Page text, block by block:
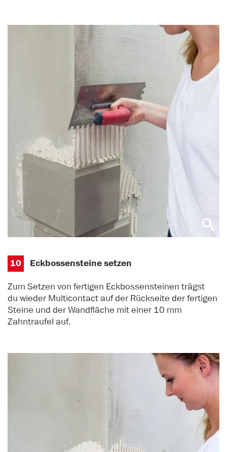
10 Eckbossensteine setzen
Zum Setzen von fertigen Eckbossensteinen trägst
du wieder Multicontact auf der Rückseite der fertigen
Steine und der Wandfläche mit einer 10 mm
Zahntraufel auf.